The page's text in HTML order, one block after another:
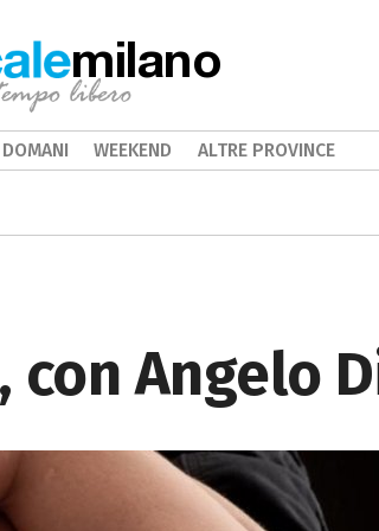
con Angelo
milano
DOMANI WEEKEND ALTRE PROVINCE